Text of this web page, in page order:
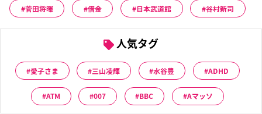
菅田将暉 借金 日本武道館 谷村新司
人気タグ
愛子さま 三山凌輝 水谷豊 ADHD
ATM 007 BBC Aマッソ